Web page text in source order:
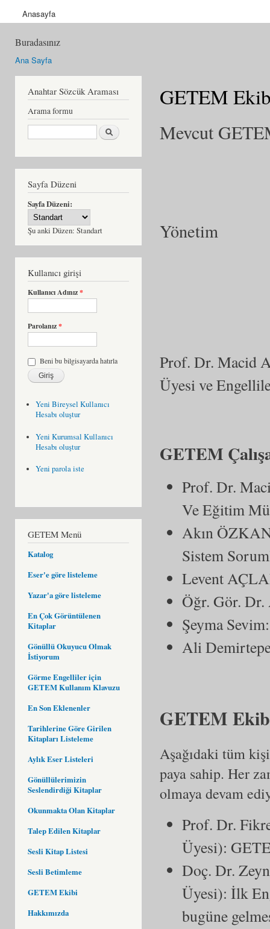
Anasayfa
Buradasınız
Ana Sayfa
Anahtar Sözcük Araması
Arama formu
Ara
Sayfa Düzeni
Sayfa Düzeni:
Şu anki Düzen: Standart
Kullanıcı girişi
Kullanıcı Adınız*
Parolanız*
Beni bu bilgisayarda hatırla
Yeni Bireysel Kullanıcı
Hesabı oluştur
Yeni Kurumsal Kullanıcı
Hesabı oluştur
Yeni parola iste
GETEM Menü
Katalog
Eser'e göre listeleme
Yazar'a göre listeleme
En Çok Görüntülenen
Kitaplar
Gönüllü Okuyucu Olmak
İstiyorum
Görme Engelliler için
GETEM Kullanım Klavuzu
En Son Eklenenler
Tarihlerine Göre Girilen
Kitapları Listeleme
Aylık Eser Listeleri
Gönüllülerimizin
Seslendirdiği Kitaplar
Okunmakta Olan Kitaplar
Talep Edilen Kitaplar
Sesli Kitap Listesi
Sesli Betimleme
GETEM Ekibi
Hakkımızda
GETEM
Mevcut
Yönetim
Prof. Dr. Macid
Üyesi ve
GETEM
Prof. Dr.
Ve Eğitim
Akın
Sistem
Levent
Öğr. Gör.
Şeyma
Ali
GETEM
Aşağıdaki tüm
paya sahip. Her
olmaya devam
Prof. Dr.
Üyesi):
Doç. Dr.
Üyesi): İlk
bugüne